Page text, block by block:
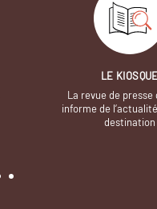
LE
La revue de presse
informe de
destination